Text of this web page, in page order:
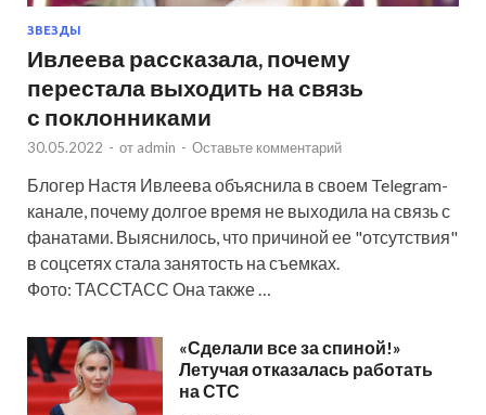
ЗВЕЗДЫ
Ивлеева рассказала, почему
перестала выходить на связь
с поклонниками
30.05.2022 - от admin - Оставьте комментарий
Блогер Настя Ивлеева объяснила в своем Telegram-
канале, почему долгое время не выходила на связь с
фанатами. Выяснилось, что причиной ее "отсутствия"
в соцсетях стала занятость на съемках.
Фото: ТАССТАСС Она также …
«Сделали все за спиной!»
Летучая отказалась работать
на СТС